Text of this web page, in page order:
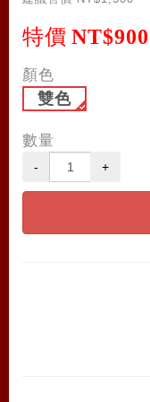
特價 NT$900
顏色
雙色
數量
- +